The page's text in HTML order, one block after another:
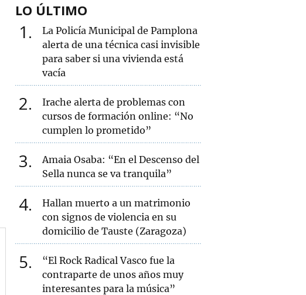
LO ÚLTIMO
1
La Policía Municipal de Pamplona
alerta de una técnica casi invisible
para saber si una vivienda está
vacía
2
Irache alerta de problemas con
cursos de formación online: “No
cumplen lo prometido”
3
Amaia Osaba: “En el Descenso del
Sella nunca se va tranquila”
4
Hallan muerto a un matrimonio
con signos de violencia en su
domicilio de Tauste (Zaragoza)
5
“El Rock Radical Vasco fue la
contraparte de unos años muy
interesantes para la música”